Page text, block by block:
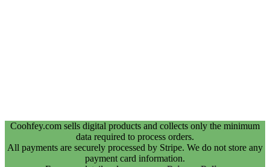
Coohfey.com sells digital products and collects only the minimum
data required to process orders.
All payments are securely processed by Stripe. We do not store any
payment card information.